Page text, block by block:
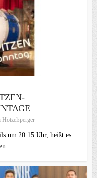
Hötzelsperger
um 20.15 Uhr, heißt es: